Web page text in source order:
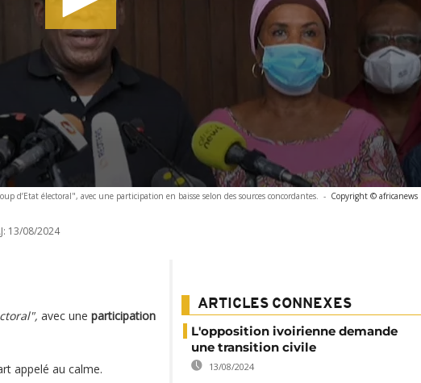
d’Etat électoral", avec une participation en baisse selon des sources concordantes. - Copyright © africanews
13/08/2024
avec une participation
appelé au calme.
ARTICLES CONNEXES
L'opposition ivoirienne demande
une transition civile
13/08/2024